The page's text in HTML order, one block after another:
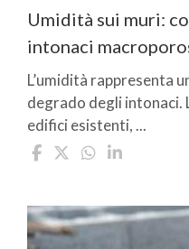
Umidità sui muri:
intonaci
L’umidità rappresenta
degrado degli intonaci.
edifici esistenti, ...